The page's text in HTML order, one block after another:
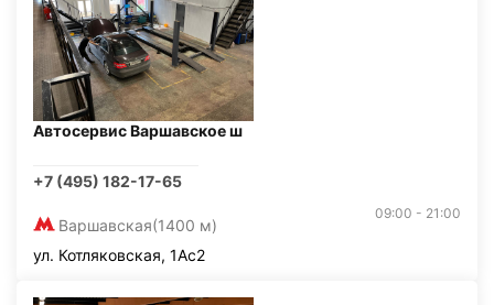
Автосервис Варшавское ш
+7 (495) 182-17-65
Варшавская(1400 м)
09:00 - 21:00
ул. Котляковская, 1Ас2